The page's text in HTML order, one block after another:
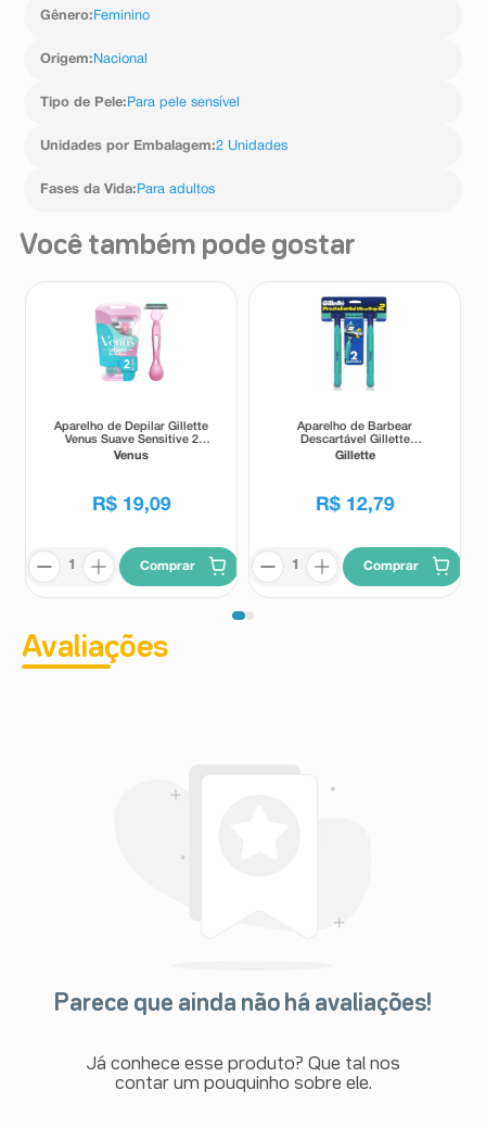
Gênero: Feminino
Origem: Nacional
Tipo de Pele: Para pele sensível
Unidades por Embalagem:2 Unidades
Fases da Vida: Para adultos
Você também pode gostar
Aparelho de Depilar Gillette
Venus Suave Sensitive 2
Unidades
Venus
R$ 19,09
Comprar
Aparelho de Barbear
Descartável Gillette
Prestobarba UltraGrip2 - 2
Gillette
R$ 12,79
Comprar
Avaliações
Parece que ainda não há avaliações!
Já conhece esse produto? Que tal nos
contar um pouquinho sobre ele.